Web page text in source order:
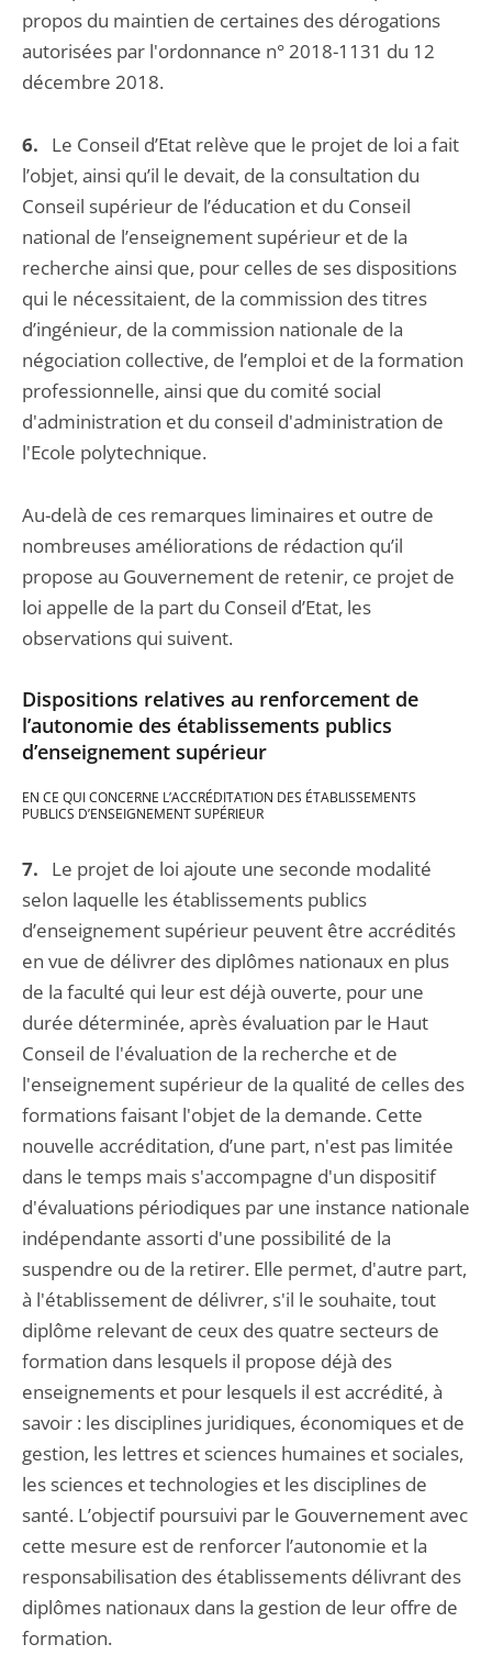
propos du maintien de certaines des dérogations
autorisées par l'ordonnance n° 2018-1131 du 12
décembre 2018.
6. Le Conseil d’Etat relève que le projet de loi a fait
l’objet, ainsi qu’il le devait, de la consultation du
Conseil supérieur de l’éducation et du Conseil
national de l’enseignement supérieur et de la
recherche ainsi que, pour celles de ses dispositions
qui le nécessitaient, de la commission des titres
d’ingénieur, de la commission nationale de la
négociation collective, de l’emploi et de la formation
professionnelle, ainsi que du comité social
d'administration et du conseil d'administration de
l'Ecole polytechnique.
Au-delà de ces remarques liminaires et outre de
nombreuses améliorations de rédaction qu’il
propose au Gouvernement de retenir, ce projet de
loi appelle de la part du Conseil d’Etat, les
observations qui suivent.
Dispositions relatives au renforcement de
l’autonomie des établissements publics
d’enseignement supérieur
EN CE QUI CONCERNE L’ACCRÉDITATION DES ÉTABLISSEMENTS
PUBLICS D’ENSEIGNEMENT SUPÉRIEUR
7. Le projet de loi ajoute une seconde modalité
selon laquelle les établissements publics
d’enseignement supérieur peuvent être accrédités
en vue de délivrer des diplômes nationaux en plus
de la faculté qui leur est déjà ouverte, pour une
durée déterminée, après évaluation par le Haut
Conseil de l'évaluation de la recherche et de
l'enseignement supérieur de la qualité de celles des
formations faisant l'objet de la demande. Cette
nouvelle accréditation, d’une part, n'est pas limitée
dans le temps mais s'accompagne d'un dispositif
d'évaluations périodiques par une instance nationale
indépendante assorti d'une possibilité de la
suspendre ou de la retirer. Elle permet, d'autre part,
à l'établissement de délivrer, s'il le souhaite, tout
diplôme relevant de ceux des quatre secteurs de
formation dans lesquels il propose déjà des
enseignements et pour lesquels il est accrédité, à
savoir : les disciplines juridiques, économiques et de
gestion, les lettres et sciences humaines et sociales,
les sciences et technologies et les disciplines de
santé. L’objectif poursuivi par le Gouvernement avec
cette mesure est de renforcer l’autonomie et la
responsabilisation des établissements délivrant des
diplômes nationaux dans la gestion de leur offre de
formation.